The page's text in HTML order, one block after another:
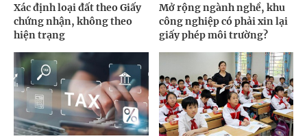
Xác định loại đất theo Giấy
chứng nhận, không theo
hiện trạng
Mở rộng ngành nghề, khu
công nghiệp có phải xin lại
giấy phép môi trường?